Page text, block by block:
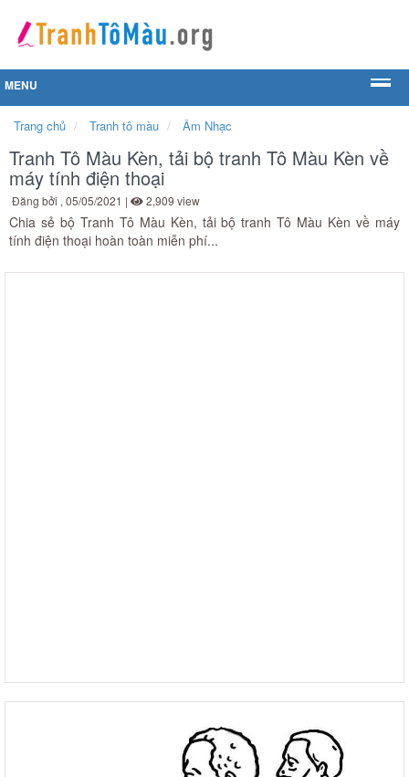
MENU
Trang chủ Tranh tô màu Âm Nhạc
Tranh Tô Màu Kèn, tải bộ tranh Tô Màu Kèn về
máy tính điện thoại
Đăng bởi , 05/05/2021 | 2,909 view
Chia sẻ bộ Tranh Tô Màu Kèn, tải bộ tranh Tô Màu Kèn về máy
tính điện thoại hoàn toàn miễn phí...